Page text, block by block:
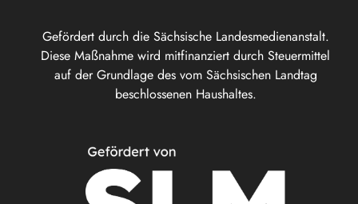
Gefördert durch die Sächsische Landesmedienanstalt.
Diese Maßnahme wird mitfinanziert durch Steuermittel
auf der Grundlage des vom Sächsischen Landtag
beschlossenen Haushaltes.